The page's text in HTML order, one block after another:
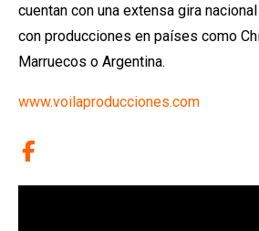
cuentan con una extensa gira
con producciones en países como
Marruecos o Argentina.
www.voilaproducciones.com
Link a facebook